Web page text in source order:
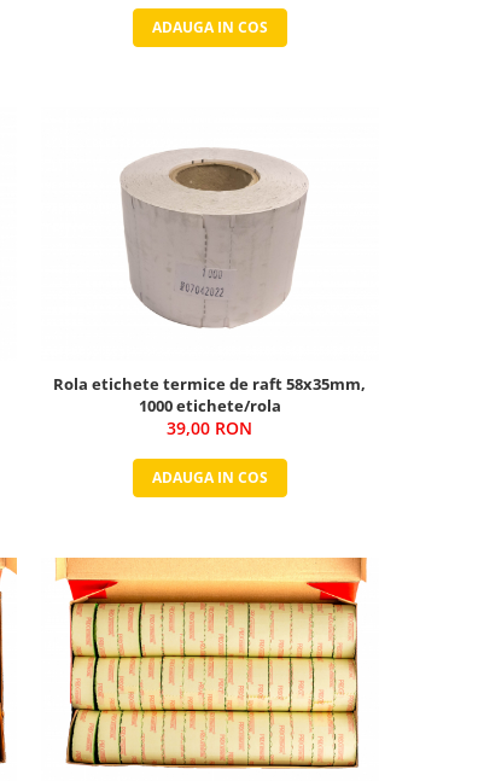
ADAUGA IN COS
Rola etichete termice de raft 58x35mm,
1000 etichete/rola
39,00 RON
ADAUGA IN COS